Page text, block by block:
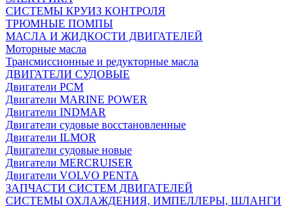
СИСТЕМЫ КРУИЗ КОНТРОЛЯ
ТРЮМНЫЕ ПОМПЫ
МАСЛА И ЖИДКОСТИ ДВИГАТЕЛЕЙ
Моторные масла
Трансмиссионные и редукторные масла
ДВИГАТЕЛИ СУДОВЫЕ
Двигатели PCM
Двигатели MARINE POWER
Двигатели INDMAR
Двигатели судовые восстановленные
Двигатели ILMOR
Двигатели судовые новые
Двигатели MERCRUISER
Двигатели VOLVO PENTA
ЗАПЧАСТИ СИСТЕМ ДВИГАТЕЛЕЙ
СИСТЕМЫ ОХЛАЖДЕНИЯ, ИМПЕЛЛЕРЫ, ШЛАНГИ